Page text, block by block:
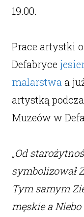
19.00.
Prace artystki
Defabryce
malarstwa a
artystką
Muzeów w
„Od
symbolizował
Tym samym
męskie a